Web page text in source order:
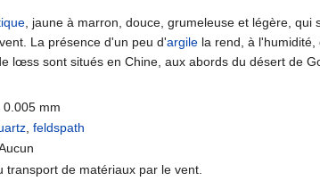
, jaune à marron, douce, grumeleuse et légère,
La présence d'un peu d'argile la rend, à l'humidité,
lœss sont situés en Chine, aux abords du désert de
0.005 mm
,feldspath
transport de matériaux par le vent.